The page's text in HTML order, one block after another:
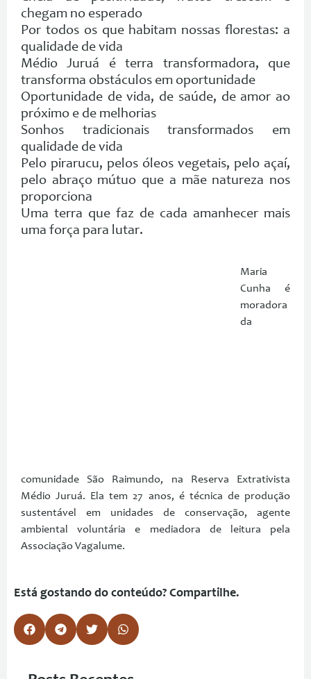
chegam no esperado
Por todos os que habitam nossas florestas: a
qualidade de vida
Médio Juruá é terra transformadora, que
transforma obstáculos em oportunidade
Oportunidade de vida, de saúde, de amor ao
próximo e de melhorias
Sonhos tradicionais transformados em
qualidade de vida
Pelo pirarucu, pelos óleos vegetais, pelo açaí,
pelo abraço mútuo que a mãe natureza nos
proporciona
Uma terra que faz de cada amanhecer mais
uma força para lutar.
Maria
Cunha é
moradora
da
comunidade São Raimundo, na Reserva Extrativista
Médio Juruá. Ela tem 27 anos, é técnica de produção
sustentável em unidades de conservação, agente
ambiental voluntária e mediadora de leitura pela
Associação Vagalume.
Está gostando do conteúdo? Compartilhe.